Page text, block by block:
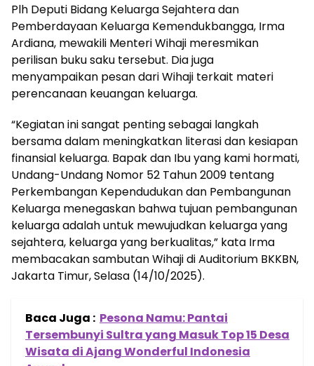
Plh Deputi Bidang Keluarga Sejahtera dan
Pemberdayaan Keluarga Kemendukbangga, Irma
Ardiana, mewakili Menteri Wihaji meresmikan
perilisan buku saku tersebut. Dia juga
menyampaikan pesan dari Wihaji terkait materi
perencanaan keuangan keluarga.
“Kegiatan ini sangat penting sebagai langkah
bersama dalam meningkatkan literasi dan kesiapan
finansial keluarga. Bapak dan Ibu yang kami hormati,
Undang-Undang Nomor 52 Tahun 2009 tentang
Perkembangan Kependudukan dan Pembangunan
Keluarga menegaskan bahwa tujuan pembangunan
keluarga adalah untuk mewujudkan keluarga yang
sejahtera, keluarga yang berkualitas,” kata Irma
membacakan sambutan Wihaji di Auditorium BKKBN,
Jakarta Timur, Selasa (14/10/2025).
Baca Juga : Pesona Namu: Pantai
Tersembunyi Sultra yang Masuk Top 15 Desa
Wisata di Ajang Wonderful Indonesia